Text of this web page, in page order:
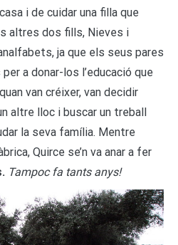
i de cuidar una filla que
altres dos fills, Nieves i
ja que els seus pares
a donar-los l’educació que
van créixer, van decidir
altre lloc i buscar un treball
la seva família. Mentre
Quirce se’n va anar a fer
Tampoc fa tants anys!